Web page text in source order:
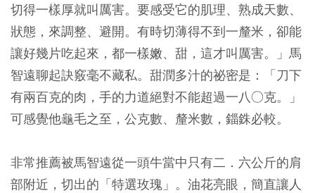
切得一樣厚就叫厲害。要感受它的肌理、熟成天數、
狀態，來調整、避開。有時切薄得不到一釐米，卻能
讓好幾片吃起來，都一樣嫩、甜，這才叫厲害。」馬
智遠聊起訣竅毫不藏私。甜潤多汁的祕密是：「刀下
有兩百克的肉，手的力道絕對不能超過一八○克。」
可感覺他龜毛之至，公克數、釐米數，錙銖必較。
非常推薦被馬智遠從一頭牛當中只有二．六公斤的肩
部附近，切出的「特選玫瑰」。油花亮眼，簡直讓人